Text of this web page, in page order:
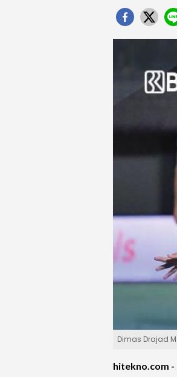
Dimas Drajad
hitekno.com -